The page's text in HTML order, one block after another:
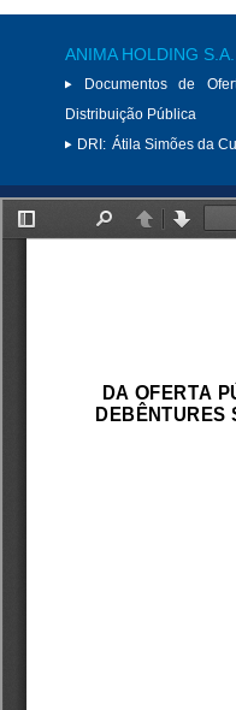
ANIMA HOLDING S.A.
Documentos de
Distribuição Pública
DRI: Átila Simões da